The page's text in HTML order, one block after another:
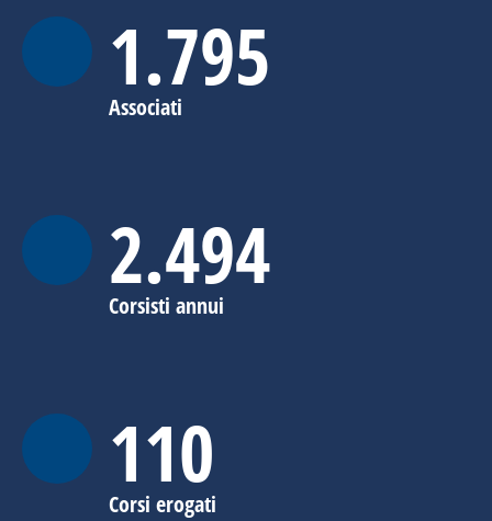
1.797
Associati
2.496
Corsisti annui
110
Corsi erogati